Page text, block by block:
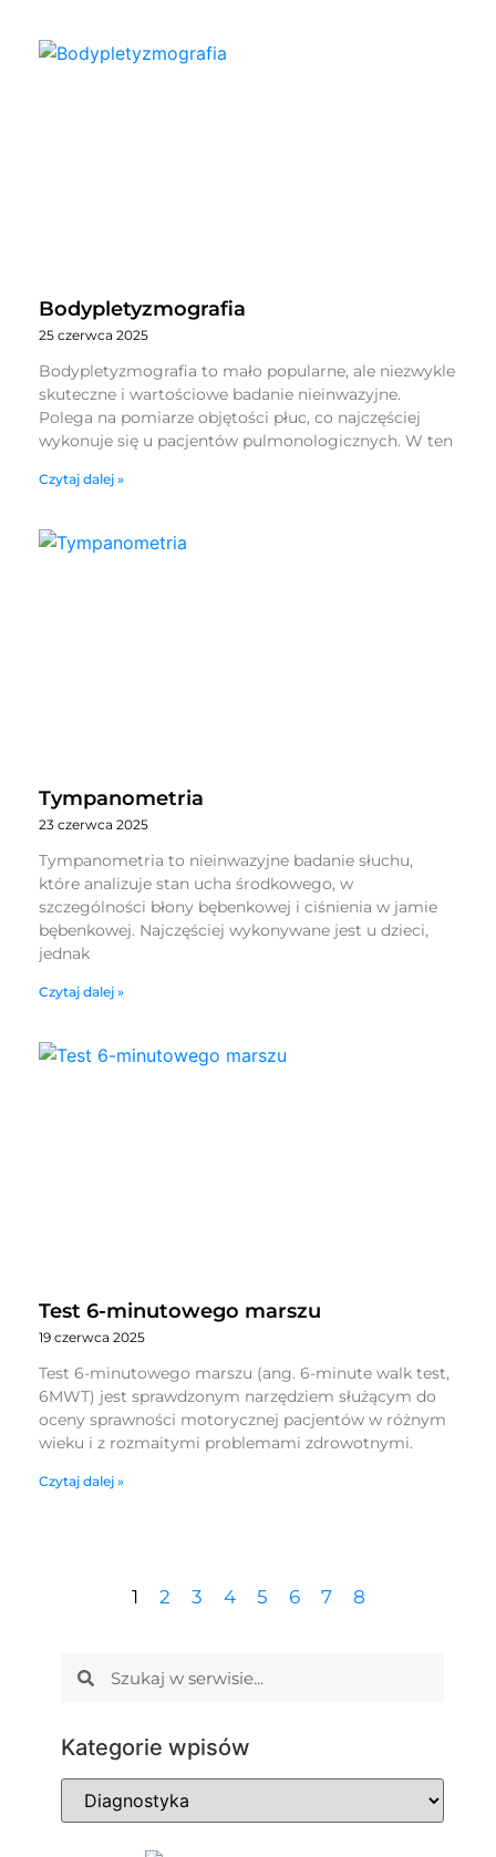
Bodypletyzmografia
25 czerwca 2025
Bodypletyzmografia to mało popularne, ale niezwykle
skuteczne i wartościowe badanie nieinwazyjne.
Polega na pomiarze objętości płuc, co najczęściej
wykonuje się u pacjentów pulmonologicznych. W ten
Czytaj dalej »
Tympanometria
23 czerwca 2025
Tympanometria to nieinwazyjne badanie słuchu,
które analizuje stan ucha środkowego, w
szczególności błony bębenkowej i ciśnienia w jamie
bębenkowej. Najczęściej wykonywane jest u dzieci,
jednak
Czytaj dalej »
Test 6-minutowego marszu
19 czerwca 2025
Test 6-minutowego marszu (ang. 6-minute walk test,
6MWT) jest sprawdzonym narzędziem służącym do
oceny sprawności motorycznej pacjentów w różnym
wieku i z rozmaitymi problemami zdrowotnymi.
Czytaj dalej »
1 2 3 4 5 6 7 8
Kategorie wpisów